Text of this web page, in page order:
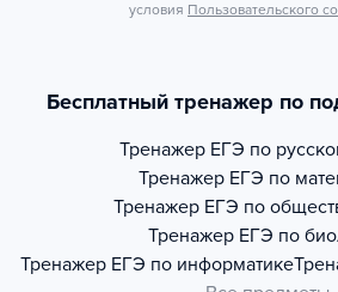
условия Пользовательского
Бесплатный тренажер по
Тренажер ЕГЭ по
Тренажер ЕГЭ по
Тренажер ЕГЭ по
Тренажер ЕГЭ по
Тренажер ЕГЭ по информатике